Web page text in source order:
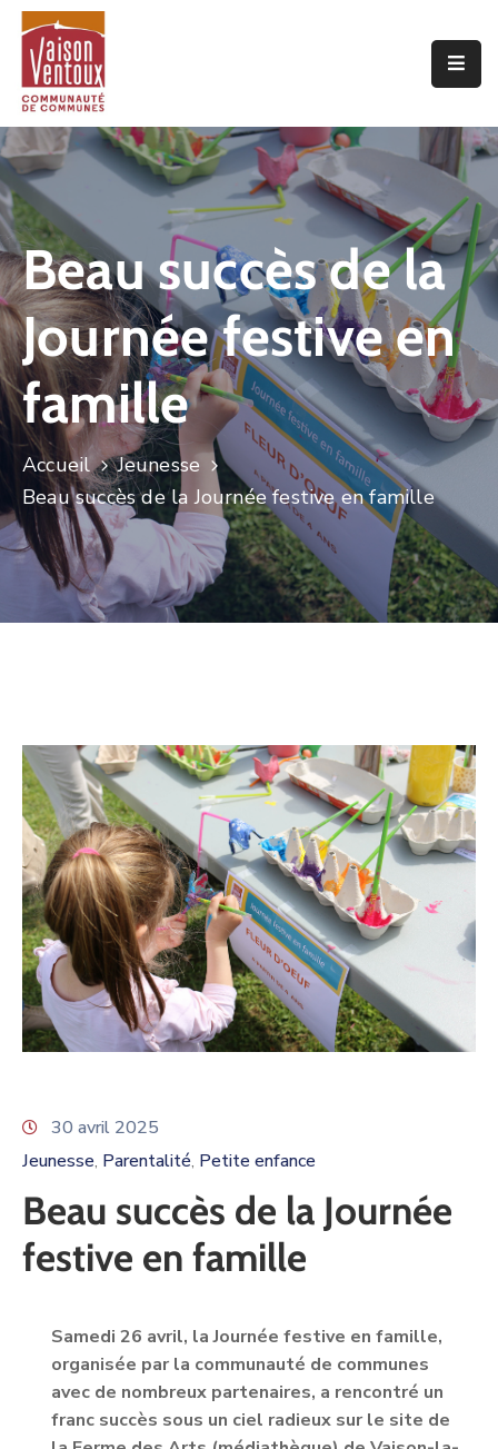
Accueil
L’interco
Vivre
Ici
Economie
Projets
De
Territoire
Découvrir
Beau succès de la
Journée festive en
famille
Accueil
Jeunesse
Beau succès de la Journée festive en famille
30 avril 2025
Jeunesse‚ Parentalité‚ Petite enfance
Beau succès de la Journée
festive en famille
Samedi 26 avril, la Journée festive en famille,
organisée par la communauté de communes
avec de nombreux partenaires, a rencontré un
franc succès sous un ciel radieux sur le site de